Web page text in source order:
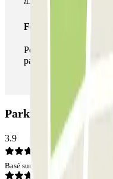
Forfait illimité
Pendant votre séjour,
parking aussi souvent
Parking INDIGO
3.9
Basé sur 19 avis